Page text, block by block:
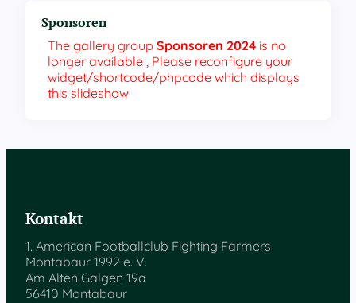
Sponsoren
The gallery group Sponsoren 2024 is no
longer available , Please reconfigure your
widget/shortcode/phpcode which displays
this slideshow
Kontakt
1. American Footballclub Fighting Farmers
Montabaur 1992 e. V.
Am Alten Galgen 19a
56410 Montabaur